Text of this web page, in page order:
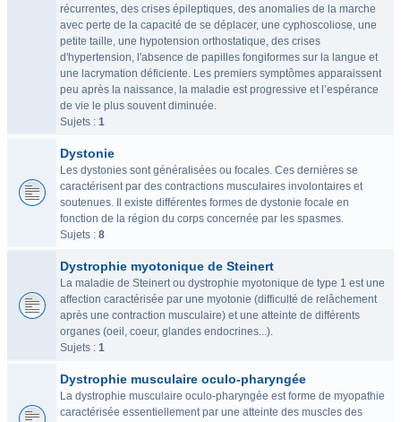
récurrentes, des crises épileptiques, des anomalies de la marche
avec perte de la capacité de se déplacer, une cyphoscoliose, une
petite taille, une hypotension orthostatique, des crises
d'hypertension, l'absence de papilles fongiformes sur la langue et
une lacrymation déficiente. Les premiers symptômes apparaissent
peu après la naissance, la maladie est progressive et l’espérance
de vie le plus souvent diminuée.
Sujets : 1
Dystonie
Les dystonies sont généralisées ou focales. Ces dernières se
caractérisent par des contractions musculaires involontaires et
soutenues. Il existe différentes formes de dystonie focale en
fonction de la région du corps concernée par les spasmes.
Sujets : 8
Dystrophie myotonique de Steinert
La maladie de Steinert ou dystrophie myotonique de type 1 est une
affection caractérisée par une myotonie (difficulté de relâchement
après une contraction musculaire) et une atteinte de différents
organes (oeil, coeur, glandes endocrines...).
Sujets : 1
Dystrophie musculaire oculo-pharyngée
La dystrophie musculaire oculo-pharyngée est forme de myopathie
caractérisée essentiellement par une atteinte des muscles des